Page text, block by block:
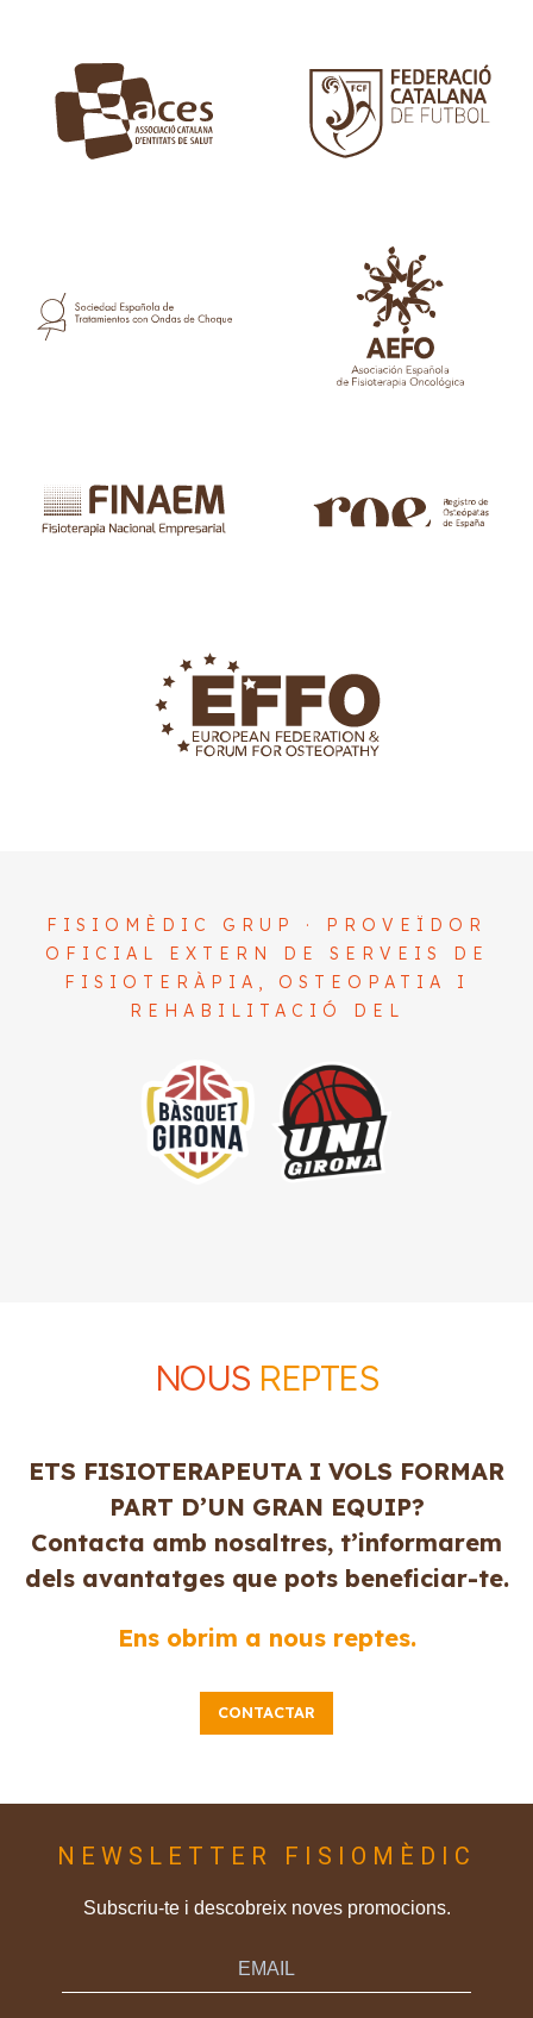
FISIOMÈDIC GRUP · PROVEÏDOR
OFICIAL EXTERN DE SERVEIS DE
FISIOTERÀPIA, OSTEOPATIA I
REHABILITACIÓ DEL
NOUS REPTES
ETS FISIOTERAPEUTA I VOLS FORMAR
PART D’UN GRAN EQUIP?
Contacta amb nosaltres, t’informarem
dels avantatges que pots beneficiar-te.
Ens obrim a nous reptes.
CONTACTAR
NEWSLETTER FISIOMÈDIC
Subscriu-te i descobreix noves promocions.